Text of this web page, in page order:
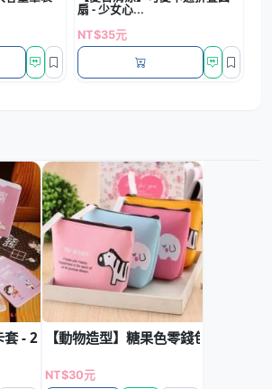
扇 - 少女心...
NT$35元
套 - 2卡位證件收納套
【動物造型】糖果色零錢包 - 韓風便
NT$30元